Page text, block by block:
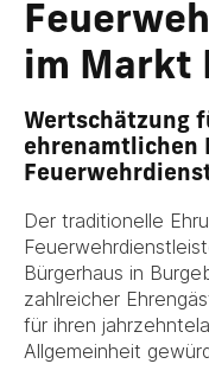
im Markt
Wertschätzung
ehrenamtlichen
Der traditionelle
Bürgerhaus in
zahlreicher
für ihren
Allgemeinheit